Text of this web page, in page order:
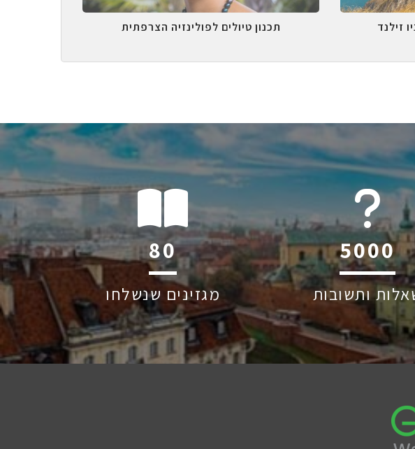
זילנד תכנון טיולים לפולינזיה הצרפתית
126
מגזינים שנשלחו
6044
ותשובות